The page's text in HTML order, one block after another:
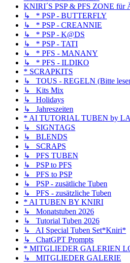
KNIRI´S PSP & PFS ZONE
↳ * PSP - BUTTERFLY
↳ * PSP - CREANNIE
↳ * PSP - K@DS
↳ * PSP - TATI
↳ * PFS - MANANY
↳ * PFS - ILDIKO
* SCRAPKITS
↳ TOUS - REGELN (Bitte
↳ Kits Mix
↳ Holidays
↳ Jahreszeiten
* AI TUTORIAL TUBEN by
↳ SIGNTAGS
↳ BLENDS
↳ SCRAPS
↳ PFS TUBEN
↳ PSP to PFS
↳ PFS to PSP
↳ PSP - zusätliche Tuben
↳ PFS - zusätzliche Tuben
* AI TUBEN BY KNIRI
↳ Monatstuben 2026
↳ Tutorial Tuben 2026
↳ AI Special Tuben Set*Kniri*
↳ ChatGPT Prompts
* MITGLIEDER GALERIEN
↳ MITGLIEDER GALERIE